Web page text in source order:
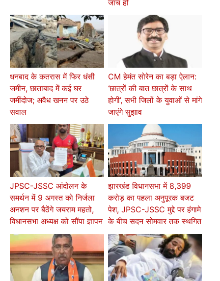
जांच हो
धनबाद के कतरास में फिर धंसी
जमीन, छाताबाद में कई घर
जमींदोज; अवैध खनन पर उठे
सवाल
CM हेमंत सोरेन का बड़ा ऐलान:
‘छात्रों की बात छात्रों के साथ
होगी’, सभी जिलों के युवाओं से मांगे
जाएंगे सुझाव
JPSC-JSSC आंदोलन के
समर्थन में 9 अगस्त को निर्जला
अनशन पर बैठेंगे जयराम महतो,
विधानसभा अध्यक्ष को सौंपा ज्ञापन
झारखंड विधानसभा में 8,399
करोड़ का पहला अनुपूरक बजट
पेश, JPSC-JSSC मुद्दे पर हंगामे
के बीच सदन सोमवार तक स्थगित